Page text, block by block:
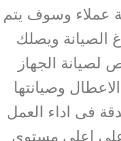
عملاء وسوف يتم
الصيانة ويصلك
لصيانة الجهاز
وصيانتها
فى اداء العمل
على اعلى مستوى